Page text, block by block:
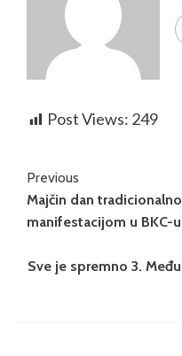
Post Views: 249
Previous
Majčin dan
manifestacijom u BKC-
Sve je spremno 3.